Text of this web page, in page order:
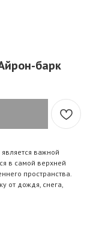
барк
важной
в самой верхней
пространства.
от дождя, снега,